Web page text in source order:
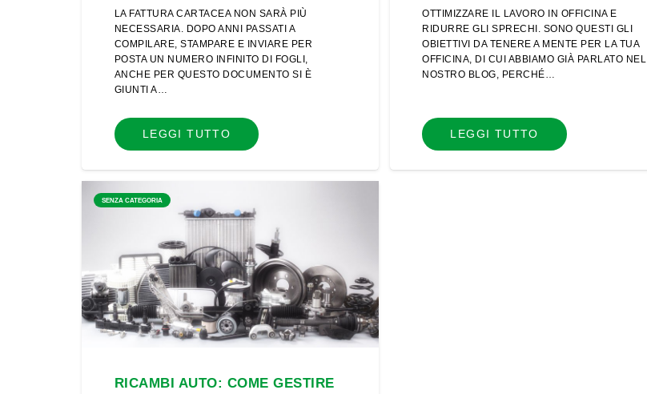
LA FATTURA CARTACEA NON SARÀ PIÙ
NECESSARIA. DOPO ANNI PASSATI A
COMPILARE, STAMPARE E INVIARE PER
POSTA UN NUMERO INFINITO DI FOGLI,
ANCHE PER QUESTO DOCUMENTO SI È
GIUNTI A…
LEGGI TUTTO
OTTIMIZZARE IL LAVORO IN OFFICINA E
RIDURRE GLI SPRECHI. SONO QUESTI GLI
OBIETTIVI DA TENERE A MENTE PER LA TUA
OFFICINA, DI CUI ABBIAMO GIÀ PARLATO NEL
NOSTRO BLOG, PERCHÉ…
LEGGI TUTTO
SENZA CATEGORIA
RICAMBI AUTO: COME GESTIRE